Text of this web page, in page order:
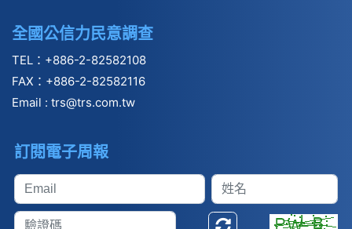
全國公信力民意調查
TEL：+886-2-82582108
FAX：+886-2-82582116
Email : trs@trs.com.tw
訂閱電子周報